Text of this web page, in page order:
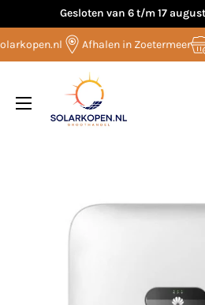
inhoud
Gesloten van 6 t/m 17
Afhalen in Zoetermeer
Solarkopen.nl